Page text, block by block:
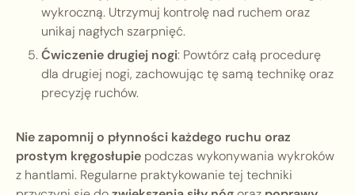
wykroczną. Utrzymuj kontrolę nad ruchem oraz
unikaj nagłych szarpnięć.
Ćwiczenie drugiej nogi: Powtórz całą procedurę
dla drugiej nogi, zachowując tę samą technikę oraz
precyzję ruchów.
Nie zapomnij o płynności każdego ruchu oraz
prostym kręgosłupie podczas wykonywania wykroków
z hantlami. Regularne praktykowanie tej techniki